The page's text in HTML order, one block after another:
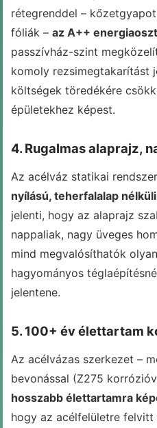
rétegrenddel –
fóliák – az A++
passzívház-szint
komoly rezsimegtakarítást
költségek töredékére
épületekhez képest.
4. Rugalmas alaprajz,
Az acélváz statikai
nyílású, teherfalalap
jelenti, hogy az alaprajz
nappaliak, nagy üveges
mind megvalósíthatók
hagyományos
jelentene.
5. 100+ év élettartam
Az acélvázas szerkezet –
bevonással (Z275
hosszabb élettartamra
hogy az acélfelületre